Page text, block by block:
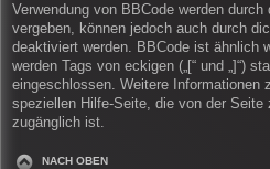
Verwendung von BBCode werden
vergeben, können jedoch auch durch
deaktiviert werden. BBCode ist ähnlich
werden Tags von eckigen („[“ und „]“)
eingeschlossen. Weitere Informationen
speziellen Hilfe-Seite, die von der Seite
zugänglich ist.
NACH OBEN